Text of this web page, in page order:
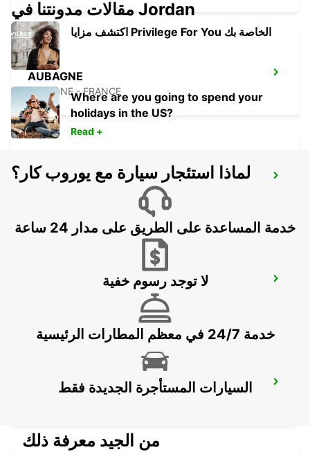
AUBAGNE
AUBAGNE - FRANCE
AIX EN PROVENCE LA PIOLINE -IKC-
AIX EN PROVENCE - FRANCE
AIX EN PROVENCE -IKC-
AIX EN PROVENCE - FRANCE
LA CIOTAT
مقالات مدونتنا في Jordan
اكتشف مزايا Privilege For You الخاصة بك
Where are you going to spend your
holidays in the US?
Read +
لماذا استئجار سيارة مع يوروب كار؟
خدمة المساعدة على الطريق على مدار 24 ساعة
لا توجد رسوم خفية
خدمة 24/7 في معظم المطارات الرئيسية
السيارات المستأجرة الجديدة فقط
من الجيد معرفة ذلك